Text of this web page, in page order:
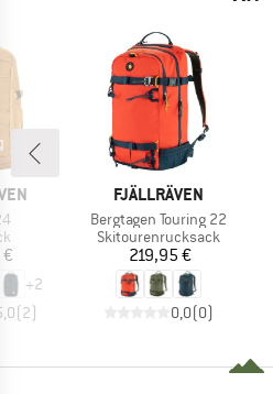
+2
(2)
MARKE
FJÄLLRÄVEN
Artikel
Bergtagen Touring 22
Produktgruppe
Skitourenrucksack
Preis
219,95 €
0,0(0)